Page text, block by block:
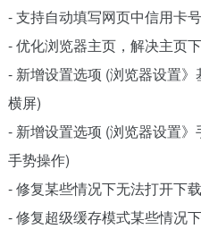
- 支持自动填写网页中信用卡
- 优化浏览器主页，解决主页
- 新增设置选项 (浏览器设置
横屏)
- 新增设置选项 (浏览器设置
手势操作)
- 修复某些情况下无法打开下载
- 修复超级缓存模式某些情况